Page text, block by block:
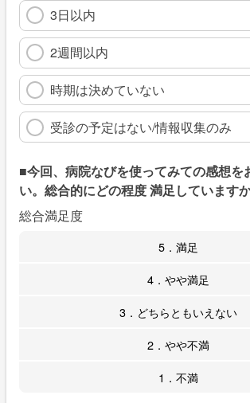
3日以内
2週間以内
時期は決めていない
受診の予定はない/情報収集のみ
■今回、病院なびを使ってみての感想を
い。総合的にどの程度 満足しています
総合満足度
5．満足
4．やや満足
3．どちらともいえない
2．やや不満
1．不満